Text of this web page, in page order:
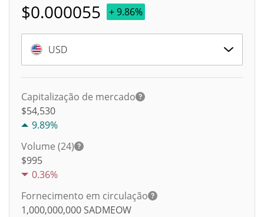
$0.000055 + 9.86%
USD
Capitalização de mercado
$54,530
9.89%
Volume (24)
$995
0.36%
Fornecimento em circulação
1,000,000,000 SADMEOW